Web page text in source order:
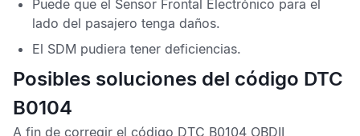
Puede que el Sensor Frontal Electrónico para el
lado del pasajero tenga daños.
El SDM pudiera tener deficiencias.
Posibles soluciones del código DTC
B0104
A fin de corregir el código DTC B0104 OBDII